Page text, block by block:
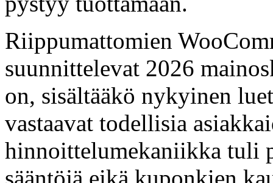
Riippumattomien
suunnittelevat 2026
on, sisältääkö nykyinen
vastaavat todellisia
hinnoittelumekaniikka tuli
sääntöjä eikä kuponkien